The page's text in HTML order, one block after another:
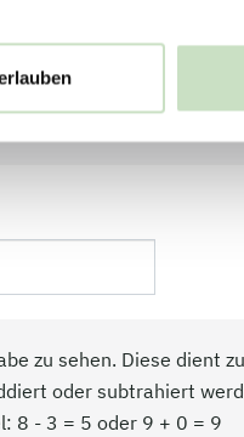
Eine
dass ich die
zu sehen. Diese dient
oder subtrahiert
8 - 3 = 5 oder 9 + 0 = 9